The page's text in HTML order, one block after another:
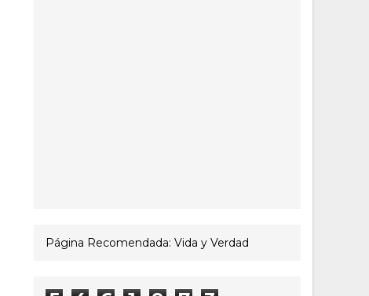
Página Recomendada: Vida y Verdad